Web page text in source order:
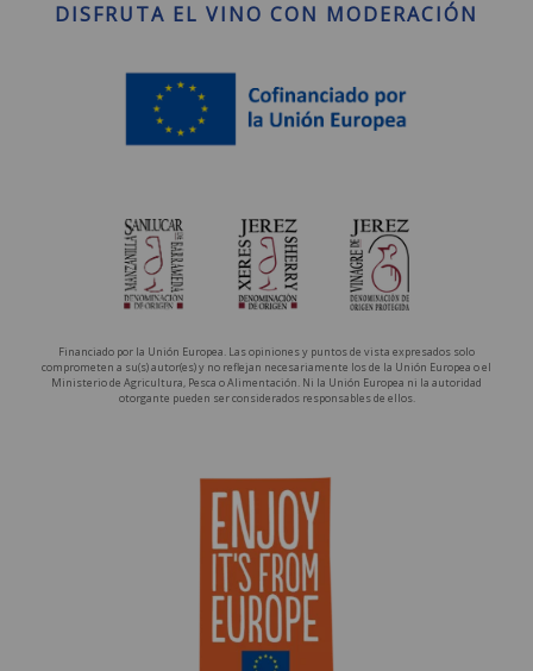
DISFRUTA EL VINO CON MODERACIÓN
Financiado por la Unión Europea. Las opiniones y puntos de vista expresados solo
comprometen a su(s) autor(es) y no reflejan necesariamente los de la Unión Europea o el
Ministerio de Agricultura, Pesca o Alimentación. Ni la Unión Europea ni la autoridad
otorgante pueden ser considerados responsables de ellos.